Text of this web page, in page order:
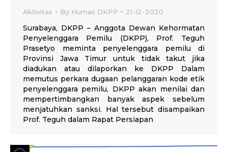
Aktivitas By Humas DKPP 21-12-2020
Surabaya, DKPP – Anggota Dewan Kehormatan
Penyelenggara Pemilu (DKPP), Prof. Teguh
Prasetyo meminta penyelenggara pemilu di
Provinsi Jawa Timur untuk tidak takut jika
diadukan atau dilaporkan ke DKPP Dalam
memutus perkara dugaan pelanggaran kode etik
penyelenggara pemilu, DKPP akan menilai dan
mempertimbangkan banyak aspek sebelum
menjatuhkan sanksi. Hal tersebut disampaikan
Prof. Teguh dalam Rapat Persiapan